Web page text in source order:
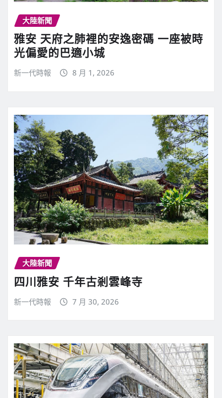
大陸新聞
雅安 天府之肺裡的安逸密碼 一座被時
光偏愛的巴適小城
新一代時報 8 月 1, 2026
大陸新聞
四川雅安 千年古剎雲峰寺
新一代時報 7 月 30, 2026